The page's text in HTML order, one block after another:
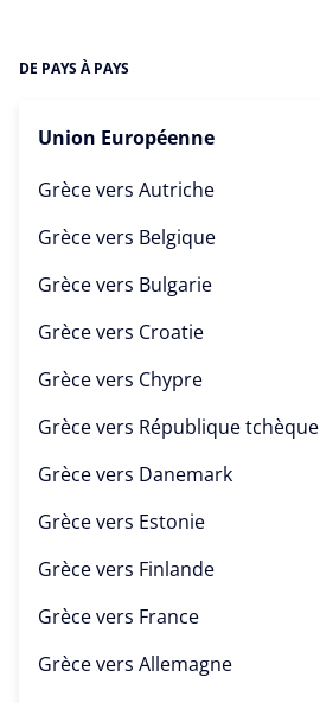
DE PAYS À PAYS
Union Européenne
Grèce vers Autriche
Grèce vers Belgique
Grèce vers Bulgarie
Grèce vers Croatie
Grèce vers Chypre
Grèce vers République tchèque
Grèce vers Danemark
Grèce vers Estonie
Grèce vers Finlande
Grèce vers France
Grèce vers Allemagne